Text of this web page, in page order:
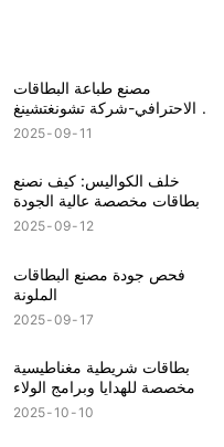
مصنع طباعة البطاقات
الاحترافي-شركة تشونغتشينغ
للتكنولوجيا الملونة المحدودة
2025 09 11
خلف الكواليس: كيف نصنع
بطاقات مخصصة عالية الجودة
2025 09 12
فحص جودة مصنع البطاقات
الملونة
2025 09 17
بطاقات شريطية مغناطيسية
مخصصة للهدايا وبرامج الولاء
2025 10 10